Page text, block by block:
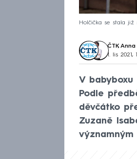
Holčička se stala již
ČTK, Anna
1. lis 2021,
V babyboxu
Podle
děvčátko
Zuzaně
významným